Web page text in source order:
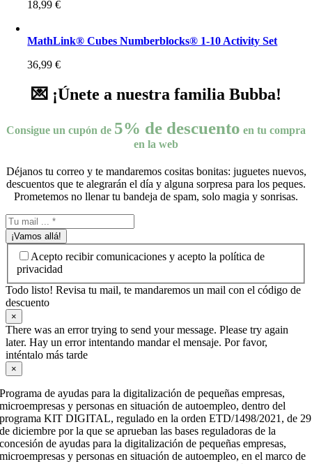
18,99€
MathLink® Cubes Numberblocks® 1-10 Activity Set
36,99€
💌 ¡Únete a nuestra familia Bubba!
Consigue un cupón de 5% de descuento en tu compra
en la web
Déjanos tu correo y te mandaremos cositas bonitas: juguetes nuevos,
descuentos que te alegrarán el día y alguna sorpresa para los peques.
Prometemos no llenar tu bandeja de spam, solo magia y sonrisas.
¡Vamos allá!
Acepto recibir comunicaciones y acepto la política de
privacidad
Todo listo! Revisa tu mail, te mandaremos un mail con el código de
descuento
×
There was an error trying to send your message. Please try again
later. Hay un error intentando mandar el mensaje. Por favor,
inténtalo más tarde
×
Programa de ayudas para la digitalización de pequeñas empresas,
microempresas y personas en situación de autoempleo, dentro del
programa KIT DIGITAL, regulado en la orden ETD/1498/2021, de 29
de diciembre por la que se aprueban las bases reguladoras de la
concesión de ayudas para la digitalización de pequeñas empresas,
microempresas y personas en situación de autoempleo, en el marco de